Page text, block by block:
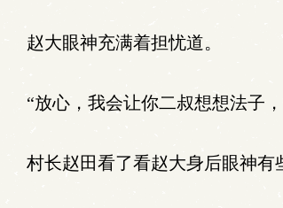
赵大眼神充满着担忧道。
“放心，我会让你二叔想想法子
村长赵田看了看赵大身后眼神有